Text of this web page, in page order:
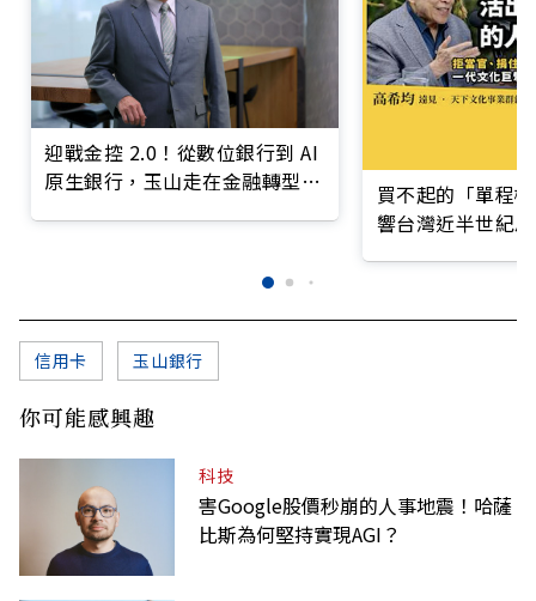
迎戰金控 2.0！從數位銀行到 AI
原生銀行，玉山走在金融轉型最
買不起的「單程
響台灣近半世紀
信用卡 玉山銀行
你可能感興趣
科技
害Google股價秒崩的人事地震！哈薩
比斯為何堅持實現AGI？